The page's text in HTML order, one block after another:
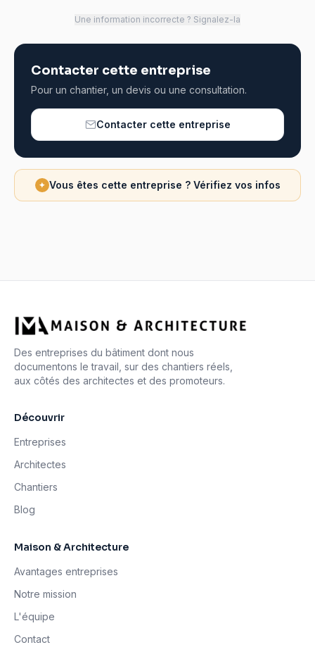
Une information incorrecte ? Signalez-la
Contacter cette entreprise
Pour un chantier, un devis ou une consultation.
Contacter cette entreprise
✦ Vous êtes cette entreprise ? Vérifiez vos infos
Des entreprises du bâtiment dont nous
documentons le travail, sur des chantiers réels,
aux côtés des architectes et des promoteurs.
Découvrir
Entreprises
Architectes
Chantiers
Blog
Maison & Architecture
Avantages entreprises
Notre mission
L'équipe
Contact